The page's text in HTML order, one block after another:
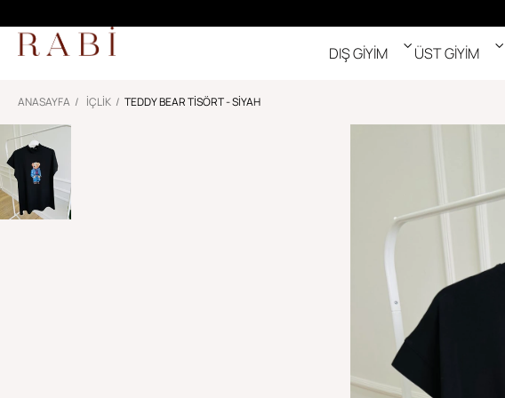
DIŞ GİYİM ÜST GİYİM
ANASAYFA İÇLIK TEDDY BEAR TISÖRT - SIYAH